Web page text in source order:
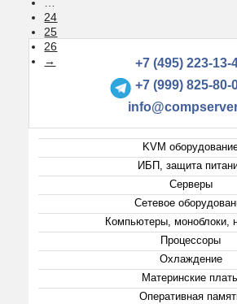
24
25
26
→
+7 (495) 223-13-
+7 (999) 825-80-
KVM
ИБП, защита
Серверы
Сетевое
Компьютеры, моноблоки,
Процессоры
Охлаждение
Материнские
Оперативная